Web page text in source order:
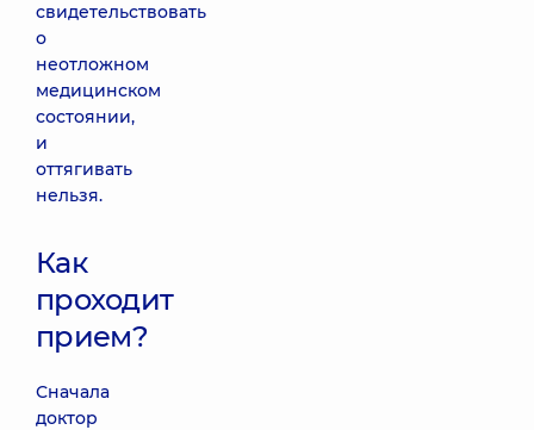
свидетельствовать
о
неотложном
медицинском
состоянии,
и
оттягивать
нельзя.
Как
проходит
прием?
Сначала
доктор